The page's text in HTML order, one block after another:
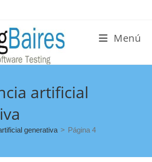
Menú
artificial
generativa > Página 4